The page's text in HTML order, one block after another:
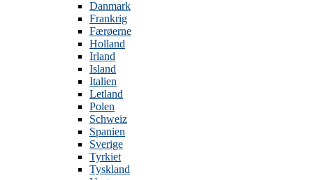
Danmark
Frankrig
Færøerne
Holland
Irland
Island
Italien
Letland
Polen
Schweiz
Spanien
Sverige
Tyrkiet
Tyskland